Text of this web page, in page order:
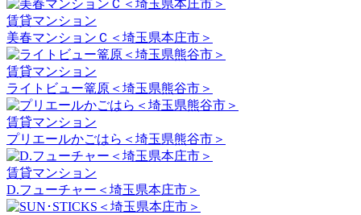
賃貸マンション
美春マンションＣ＜埼玉県本庄市＞
賃貸マンション
ライトビュー篭原＜埼玉県熊谷市＞
賃貸マンション
プリエールかごはら＜埼玉県熊谷市＞
賃貸マンション
D.フューチャー＜埼玉県本庄市＞